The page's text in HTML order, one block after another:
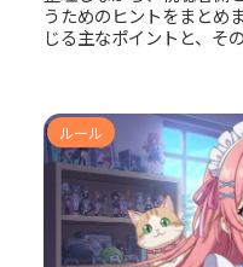
うためのヒントをまとめ
じる主なポイントと、そ
夫、さらに配信が退屈
トークの磨き方まで具
ルール